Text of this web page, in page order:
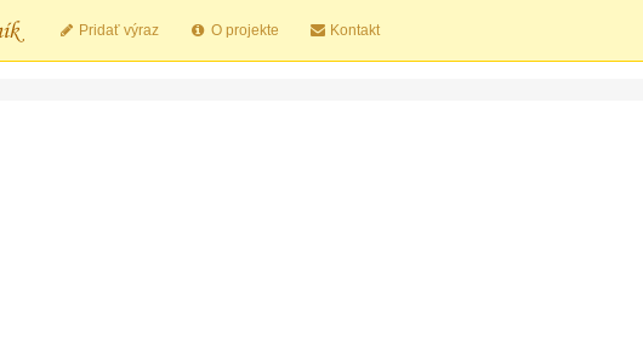
Pridať výraz O projekte Kontakt